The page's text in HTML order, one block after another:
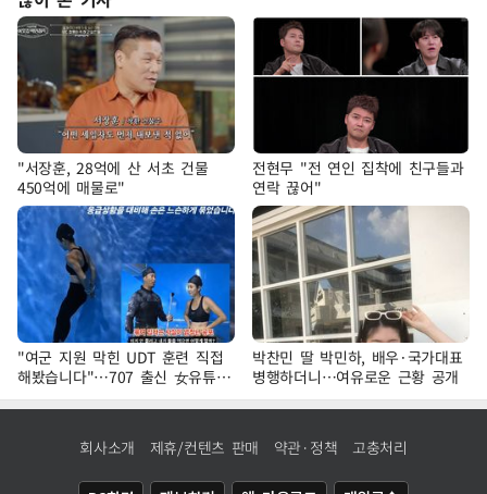
"서장훈, 28억에 산 서초 건물
450억에 매물로"
전현무 "전 연인 집착에 친구들과
연락 끊어"
"여군 지원 막힌 UDT 훈련 직접
해봤습니다"…707 출신 女유튜버
'완벽 소화'
박찬민 딸 박민하, 배우·국가대표
병행하더니…여유로운 근황 공개
회사소개 제휴/컨텐츠 판매 약관·정책 고충처리